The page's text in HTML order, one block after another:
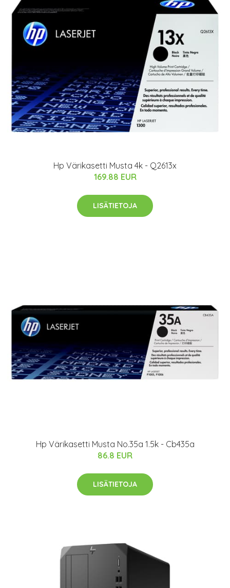
Hp Värikasetti Musta 4k - Q2613x
169.88 EUR
LISÄTIETOJA
Hp Värikasetti Musta No.35a 1.5k - Cb435a
86.8 EUR
LISÄTIETOJA